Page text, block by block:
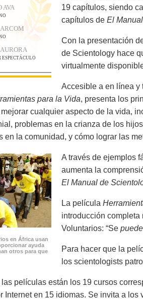
AVA
ESPECTÁCULO
19 capítulos, siendo
capítulos de El
Con la presentación
de Scientology hace
virtualmente
Accesible a en línea
para la Vida, presenta los
cualquier aspecto de la vida,
problemas en la crianza de los
en la comunidad, y cómo lograr las
en África usan
ayuda
otros para que
A través de ejemplos
aumenta la
El Manual de
La película
introducción completa
Voluntarios: “Se puede
Para hacer que la
los scientologists
películas están los 19 cursos
Internet en 15 idiomas. Se invita a